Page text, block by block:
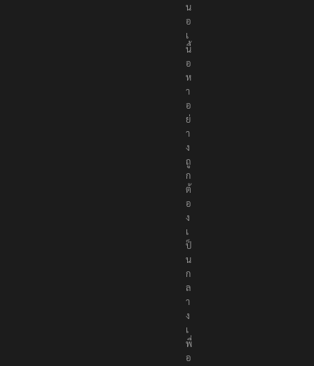
น
อ
เ
นื้
อ
ห
า
อ
ย่
า
ง
ถู
ก
ต้
อ
ง
เ
ป็
น
ก
ล
า
ง
เ
พื่
อ